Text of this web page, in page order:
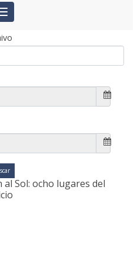
Sol: ocho lugares del